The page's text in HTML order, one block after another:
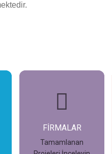
FİRMALAR
Tamamlanan